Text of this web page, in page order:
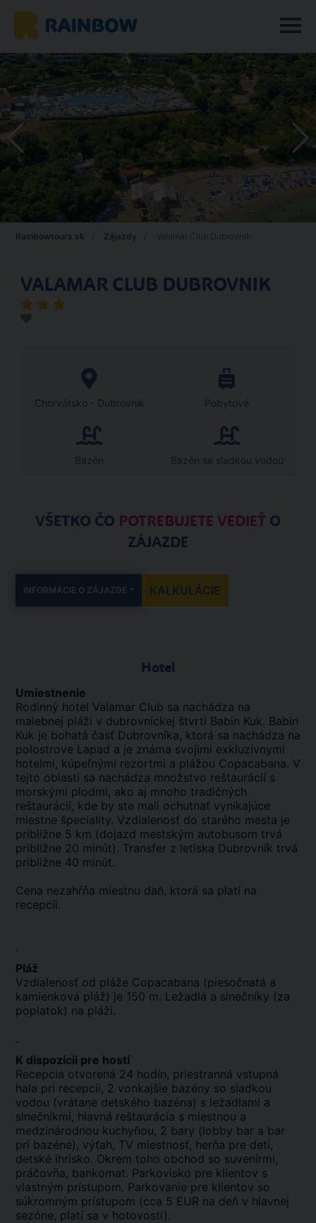
Rainbowtours.sk Zájazdy
VALAMAR CLUB DUBROVNIK
Chorvátsko - Dubrovnik Pobytové
Bazén Bazén se sladkou vodou
VŠETKO ČO POTREBUJETE VEDIEŤ O
ZÁJAZDE
INFORMÁCIE O ZÁJAZDE KALKULÁCIE
Hotel
Umiestnenie
Rodinný hotel Valamar Club sa nachádza na
malebnej pláži v dubrovníckej štvrti Babin Kuk. Babin
Kuk je bohatá časť Dubrovníka, ktorá sa nachádza na
polostrove Lapad a je známa svojimi exkluzívnymi
hotelmi, kúpeľnými rezortmi a plážou Copacabana. V
tejto oblasti sa nachádza množstvo reštaurácií s
morskými plodmi, ako aj mnoho tradičných
reštaurácií, kde by ste mali ochutnať vynikajúce
miestne špeciality. Vzdialenosť do starého mesta je
približne 5 km (dojazd mestským autobusom trvá
približne 20 minút). Transfer z letiska Dubrovník trvá
približne 40 minút.
Cena nezahŕňa miestnu daň, ktorá sa platí na
recepcii.
.
Pláž
Vzdialenosť od pláže Copacabana (piesočnatá a
kamienková pláž) je 150 m. Ležadlá a slnečníky (za
poplatok) na pláži.
.
K dispozícii pre hostí
Recepcia otvorená 24 hodín, priestranná vstupná
hala pri recepcii, 2 vonkajšie bazény so sladkou
vodou (vrátane detského bazéna) s ležadlami a
slnečníkmi, hlavná reštaurácia s miestnou a
medzinárodnou kuchyňou, 2 bary (lobby bar a bar
pri bazéne), výťah, TV miestnosť, herňa pre deti,
detské ihrisko. Okrem toho obchod so suvenírmi,
práčovňa, bankomat. Parkovisko pre klientov s
vlastným prístupom. Parkovanie pre klientov so
súkromným prístupom (cca 5 EUR na deň v hlavnej
sezóne, platí sa v hotovosti).